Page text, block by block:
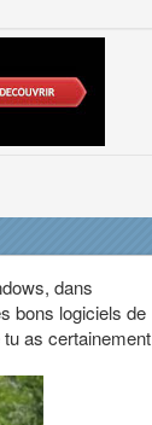
dans
bons logiciels de
as certainement